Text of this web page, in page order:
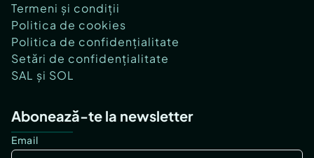
Termeni și condiții
Politica de cookies
Politica de confidențialitate
Setări de confidențialitate
SAL și SOL
Abonează-te la newsletter
Email